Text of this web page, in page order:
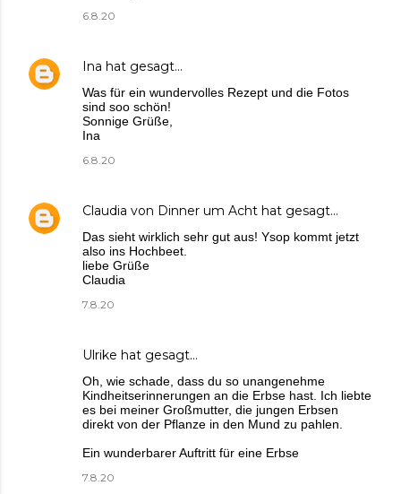
6.8.20
Ina hat gesagt…
Was für ein wundervolles Rezept und die Fotos
sind soo schön!
Sonnige Grüße,
Ina
6.8.20
Claudia von Dinner um Acht hat gesagt…
Das sieht wirklich sehr gut aus! Ysop kommt jetzt
also ins Hochbeet.
liebe Grüße
Claudia
7.8.20
Ulrike hat gesagt…
Oh, wie schade, dass du so unangenehme
Kindheitserinnerungen an die Erbse hast. Ich liebte
es bei meiner Großmutter, die jungen Erbsen
direkt von der Pflanze in den Mund zu pahlen.
Ein wunderbarer Auftritt für eine Erbse
7.8.20